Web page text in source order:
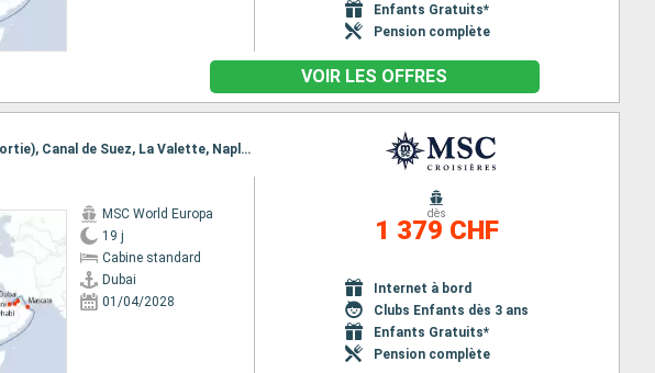
Enfants Gratuits*
Pension complète
VOIR LES OFFRES
Itinéraire : Dubai, Abu Dhabi, Sir Bani, Mascate, Safaga, Canal de suez (sortie), Canal de Suez, La Valette, Naples, Civitavecchia - Rome
MSC World Europa
19 j
Cabine standard
Dubai
01/04/2028
dès
1 379 CHF
Internet à bord
Clubs Enfants dès 3 ans
Enfants Gratuits*
Pension complète